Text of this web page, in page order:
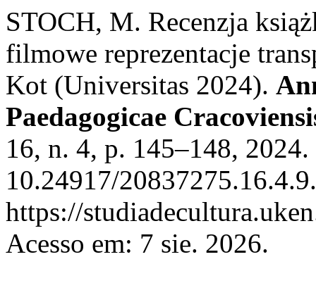
STOCH, M. Recenzja
filmowe reprezentacje
Kot (Universitas 2024).
Paedagogicae
16, n. 4, p. 145–148,
10.24917/
https://
Acesso em: 7 sie. 2026.